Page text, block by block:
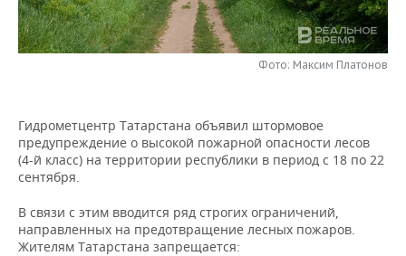
ЭНЕРГЕТИКА
УСЛУГИ
МЕДИА
ВЫЕЗДНАЯ РЕДАКЦИЯ
ОТКРЫТАЯ ЛЕКЦИЯ
НОВОСТИ СПОРТА
БАСКЕТБОЛ
ВОЛЕЙБОЛ
КИБЕРСПОРТ
ОБЩЕСТВО
ИНФРАСТРУКТУРА
ИСТОРИЯ
КУЛЬТУРА
СПРАВОЧНИК
СПИСОК ПЕРСОН
СПИСОК КОМПАНИЙ
ПОЛНАЯ ВЕРСИЯ
Фото: Максим Платонов
Гидрометцентр Татарстана объявил штормовое
предупреждение о высокой пожарной опасности лесов
(4-й класс) на территории республики в период с 18 по 22
сентября.
В связи с этим вводится ряд строгих ограничений,
направленных на предотвращение лесных пожаров.
Жителям Татарстана запрещается: